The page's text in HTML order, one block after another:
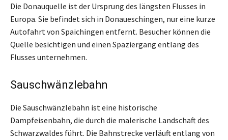
Die Donauquelle ist der Ursprung des längsten Flusses in
Europa. Sie befindet sich in Donaueschingen, nur eine kurze
Autofahrt von Spaichingen entfernt. Besucher können die
Quelle besichtigen und einen Spaziergang entlang des
Flusses unternehmen.
Sauschwänzlebahn
Die Sauschwänzlebahn ist eine historische
Dampfeisenbahn, die durch die malerische Landschaft des
Schwarzwaldes führt. Die Bahnstrecke verläuft entlang von